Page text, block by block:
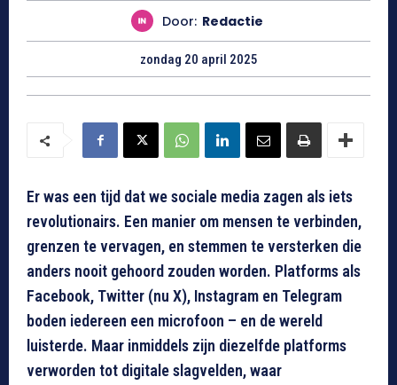
Door: Redactie
zondag 20 april 2025
Er was een tijd dat we sociale media zagen als iets
revolutionairs. Een manier om mensen te verbinden,
grenzen te vervagen, en stemmen te versterken die
anders nooit gehoord zouden worden. Platforms als
Facebook, Twitter (nu X), Instagram en Telegram
boden iedereen een microfoon – en de wereld
luisterde. Maar inmiddels zijn diezelfde platforms
verworden tot digitale slagvelden, waar